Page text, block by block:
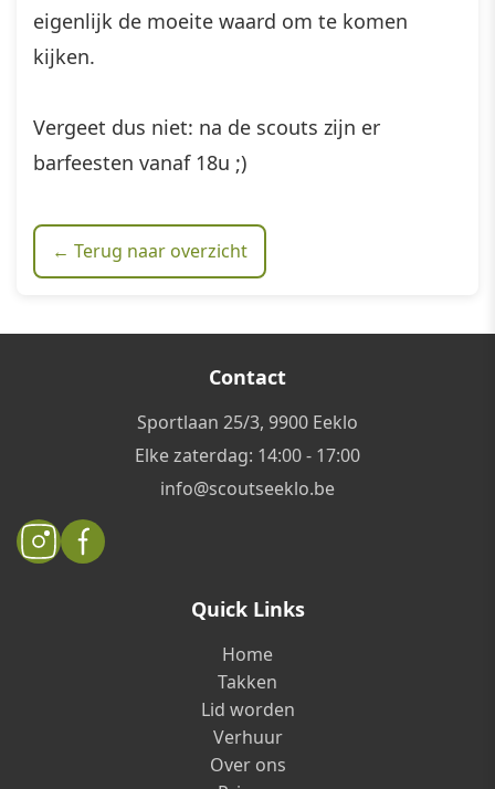
eigenlijk de moeite waard om te komen
kijken.
Vergeet dus niet: na de scouts zijn er
barfeesten vanaf 18u ;)
← Terug naar overzicht
Contact
Sportlaan 25/3, 9900 Eeklo
Elke zaterdag: 14:00 - 17:00
info@scoutseeklo.be
Quick Links
Home
Takken
Lid worden
Verhuur
Over ons